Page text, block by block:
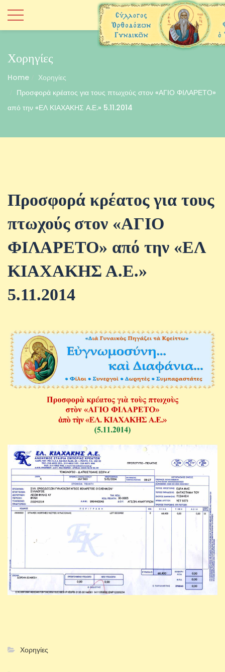
Χορηγίες
Home
Χορηγίες
Προσφορά κρέατος για τους πτωχούς στον «ΑΓΙΟ ΦΙΛΑΡΕΤΟ»
από την «ΕΛ ΚΙΑΧΑΚΗΣ Α.Ε.» 5.11.2014
Προσφορά κρέατος για τους
πτωχούς στον «ΑΓΙΟ
ΦΙΛΑΡΕΤΟ» από την «ΕΛ
ΚΙΑΧΑΚΗΣ Α.Ε.»
5.11.2014
Χορηγίες